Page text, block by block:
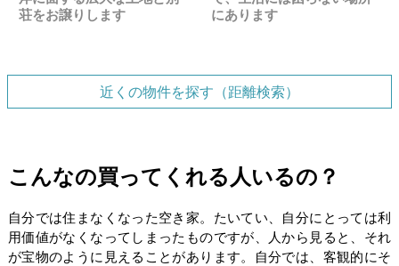
荘をお譲りします
にあります
近くの物件を探す（距離検索）
こんなの買ってくれる人いるの？
自分では住まなくなった空き家。たいてい、自分にとっては利
用価値がなくなってしまったものですが、人から見ると、それ
が宝物のように見えることがあります。自分では、客観的にそ